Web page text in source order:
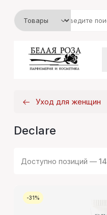
Уход для женщин
Declare
Доступно позиций — 14
-31%